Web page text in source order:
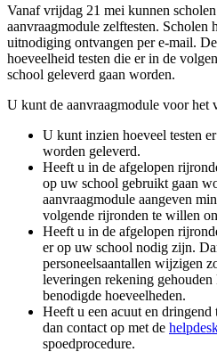
Vanaf vrijdag 21 mei kunnen
aanvraagmodule zelftesten. Scholen
uitnodiging ontvangen per e-mail.
hoeveelheid testen die er in de
school geleverd gaan worden.
U kunt de aanvraagmodule voor het
U kunt inzien hoeveel testen
worden geleverd.
Heeft u in de afgelopen
op uw school gebruikt gaan
aanvraagmodule aangeven
volgende rijronden te willen
Heeft u in de afgelopen
er op uw school nodig zijn.
personeelsaantallen wijzigen
leveringen rekening
benodigde hoeveelheden.
Heeft u een acuut en dringend
dan contact op met de
spoedprocedure.